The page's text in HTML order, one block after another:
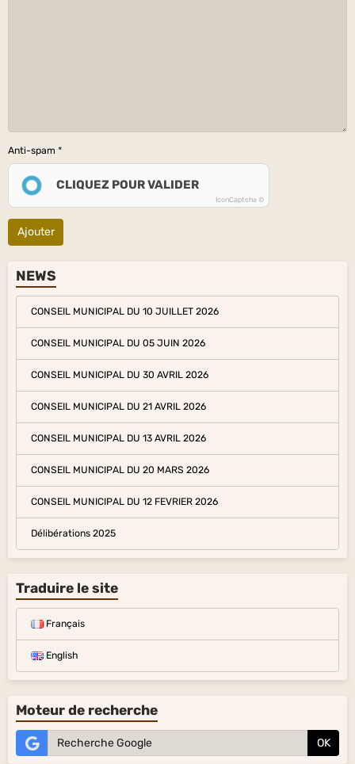
Anti-spam
CLIQUEZ POUR VALIDER
IconCaptcha ©
Ajouter
NEWS
CONSEIL MUNICIPAL DU 10 JUILLET 2026
CONSEIL MUNICIPAL DU 05 JUIN 2026
CONSEIL MUNICIPAL DU 30 AVRIL 2026
CONSEIL MUNICIPAL DU 21 AVRIL 2026
CONSEIL MUNICIPAL DU 13 AVRIL 2026
CONSEIL MUNICIPAL DU 20 MARS 2026
CONSEIL MUNICIPAL DU 12 FEVRIER 2026
Délibérations 2025
Traduire le site
Français
English
Moteur de recherche
OK